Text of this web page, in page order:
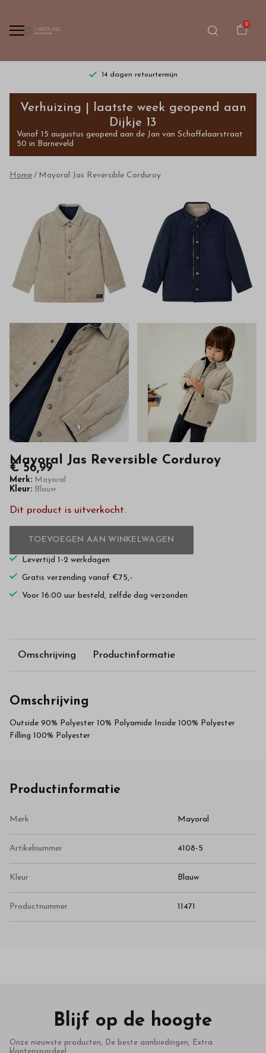
0
14 dagen retourtermijn
Mayoral
Jas
Reversible
Corduroy
Bestel
kinderkleding
van
hoge
kwaliteit
in
onze
webshop
Verhuizing | laatste week geopend aan
Dijkje 13
Vanaf 15 augustus geopend aan de Jan van Schaffelaarstraat
50 in Barneveld
Home Mayoral Jas Reversible Corduroy
Mayoral Jas Reversible Corduroy
€ 56,99
Merk: Mayoral
Kleur: Blauw
Dit product is uitverkocht.
TOEVOEGEN AAN WINKELWAGEN
Levertijd 1-2 werkdagen
Gratis verzending vanaf €75,-
Voor 16:00 uur besteld, zelfde dag verzonden
Omschrijving Productinformatie
Omschrijving
Outside 90% Polyester 10% Polyamide Inside 100% Polyester
Filling 100% Polyester
Productinformatie
Merk Mayoral
Artikelnummer 4108-5
Kleur Blauw
Productnummer 11471
Blijf op de hoogte
Onze nieuwste producten, De beste aanbiedingen, Extra